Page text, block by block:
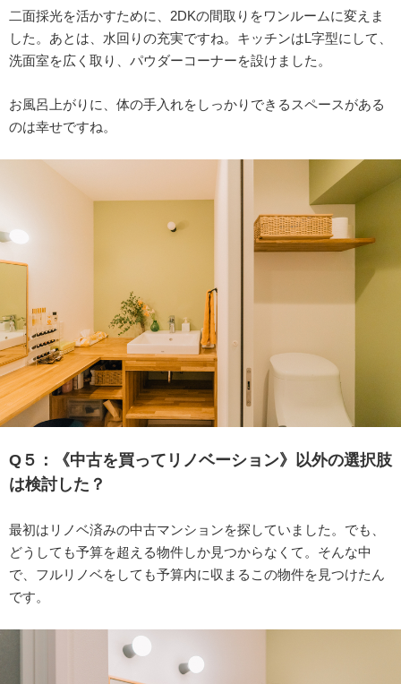
二面採光を活かすために、2DKの間取りをワンルームに変えま
した。あとは、水回りの充実ですね。キッチンはL字型にして、
洗面室を広く取り、パウダーコーナーを設けました。
お風呂上がりに、体の手入れをしっかりできるスペースがある
のは幸せですね。
Q５：《中古を買ってリノベーション》以外の選択肢
は検討した？
最初はリノベ済みの中古マンションを探していました。でも、
どうしても予算を超える物件しか見つからなくて。そんな中
で、フルリノベをしても予算内に収まるこの物件を見つけたん
です。